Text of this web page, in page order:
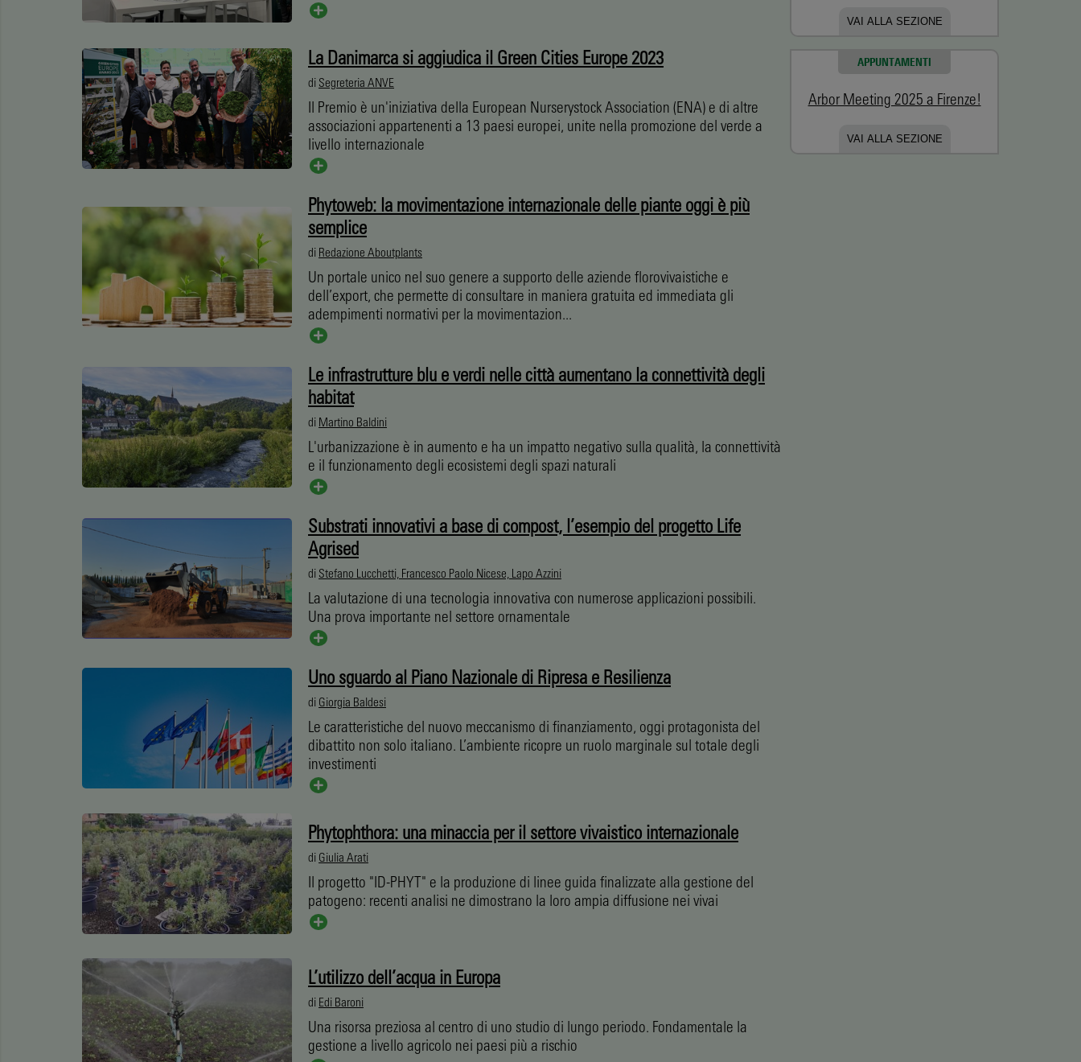
La Danimarca si aggiudica il Green Cities Europe 2023
di Segreteria ANVE
Il Premio è un'iniziativa della European Nurserystock Association (ENA) e di altre
associazioni appartenenti a 13 paesi europei, unite nella promozione del verde a
livello internazionale
Phytoweb: la movimentazione internazionale delle piante oggi è più
semplice
di Redazione Aboutplants
Un portale unico nel suo genere a supporto delle aziende florovivaistiche e
dell’export, che permette di consultare in maniera gratuita ed immediata gli
adempimenti normativi per la movimentazion...
Le infrastrutture blu e verdi nelle città aumentano la connettività degli
habitat
di Martino Baldini
L'urbanizzazione è in aumento e ha un impatto negativo sulla qualità, la connettività
e il funzionamento degli ecosistemi degli spazi naturali
Substrati innovativi a base di compost, l’esempio del progetto Life
Agrised
di Stefano Lucchetti, Francesco Paolo Nicese, Lapo Azzini
La valutazione di una tecnologia innovativa con numerose applicazioni possibili.
Una prova importante nel settore ornamentale
Uno sguardo al Piano Nazionale di Ripresa e Resilienza
di Giorgia Baldesi
Le caratteristiche del nuovo meccanismo di finanziamento, oggi protagonista del
dibattito non solo italiano. L’ambiente ricopre un ruolo marginale sul totale degli
investimenti
Phytophthora: una minaccia per il settore vivaistico internazionale
di Giulia Arati
Il progetto "ID-PHYT" e la produzione di linee guida finalizzate alla gestione del
patogeno: recenti analisi ne dimostrano la loro ampia diffusione nei vivai
L’utilizzo dell’acqua in Europa
di Edi Baroni
Una risorsa preziosa al centro di uno studio di lungo periodo. Fondamentale la
gestione a livello agricolo nei paesi più a rischio
VAI ALLA SEZIONE
APPUNTAMENTI
Arbor Meeting 2025 a Firenze!
VAI ALLA SEZIONE